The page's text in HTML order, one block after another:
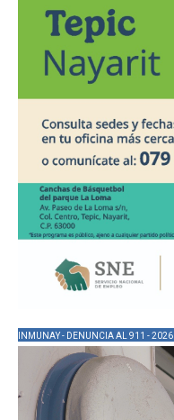
INMUNAY - DENUNCIA AL 911 - 2026